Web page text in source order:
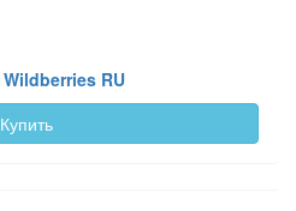
Wildberries RU
Купить